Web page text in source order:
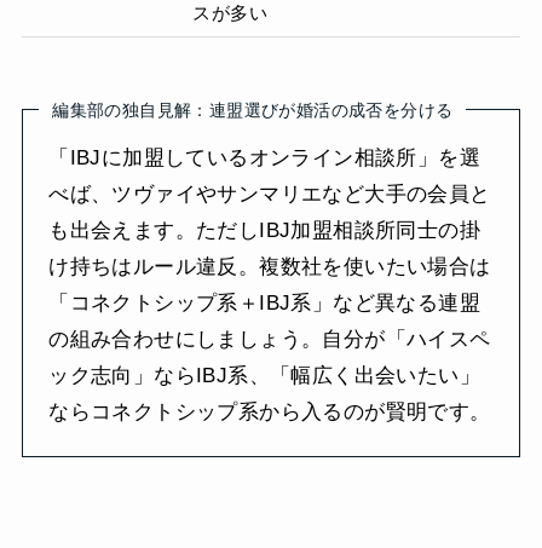
スが多い
編集部の独自見解：連盟選びが婚活の成否を分ける
「IBJに加盟しているオンライン相談所」を選
べば、ツヴァイやサンマリエなど大手の会員と
も出会えます。ただしIBJ加盟相談所同士の掛
け持ちはルール違反。複数社を使いたい場合は
「コネクトシップ系＋IBJ系」など異なる連盟
の組み合わせにしましょう。自分が「ハイスペ
ック志向」ならIBJ系、「幅広く出会いたい」
ならコネクトシップ系から入るのが賢明です。